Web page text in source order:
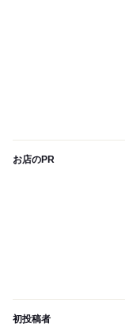
お店のPR
初投稿者